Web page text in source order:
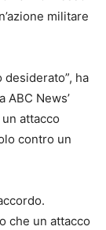
militare
desiderato”, ha
ABC News’
attacco
contro un
che un attacco